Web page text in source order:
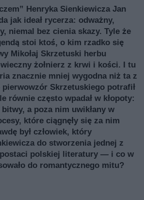
Henryka Sienkiewicza Jan
jak ideał rycerza: odważny,
niemal bez cienia skazy. Tyle że
stoi ktoś, o kim rzadko się
Mikołaj Skrzetuski herbu
żołnierz z krwi i kości. I tu
znacznie mniej wygodna niż ta z
Skrzetuskiego potrafił
równie często wpadał w kłopoty:
a poza nim uwikłany w
które ciągnęły się za nim
był człowiek, który
do stworzenia jednej z
postaci polskiej literatury — i co w
do romantycznego mitu?